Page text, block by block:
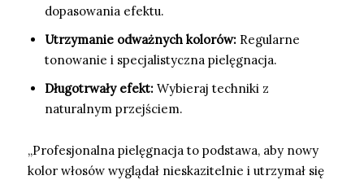
dopasowania efektu.
Utrzymanie odważnych kolorów: Regularne
tonowanie i specjalistyczna pielęgnacja.
Długotrwały efekt: Wybieraj techniki z
naturalnym przejściem.
„Profesjonalna pielęgnacja to podstawa, aby nowy
kolor włosów wyglądał nieskazitelnie i utrzymał się